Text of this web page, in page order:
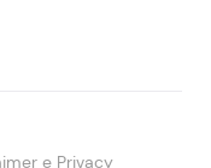
e Privacy